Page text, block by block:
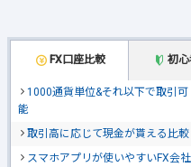
FX口座比較 初
1000通貨単位&それ以下で取引可
能
取引高に応じて現金が貰える比較
スマホアプリが使いやすいFX会社